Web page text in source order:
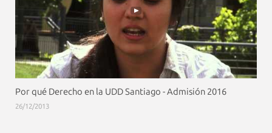
Por qué Derecho en la UDD Santiago - Admisión 2016
26/12/2013